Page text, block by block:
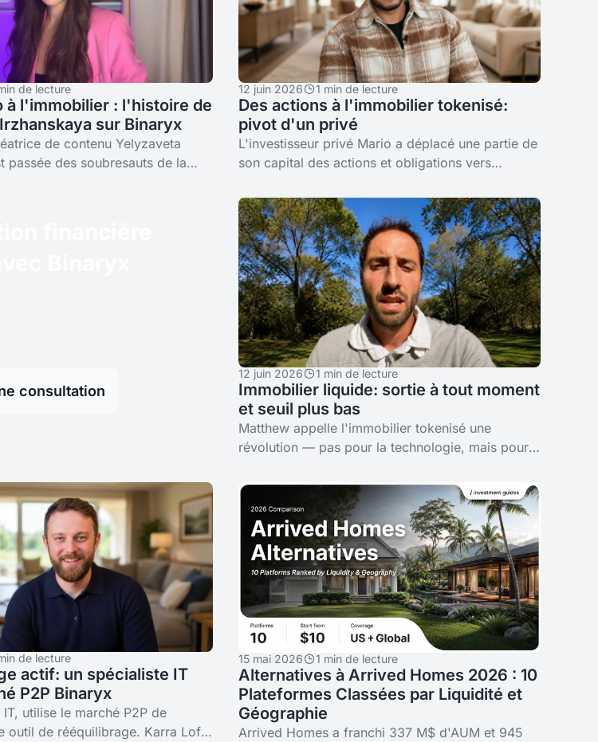
de lecture
à l'immobilier : l'histoire de
sur Binaryx
de contenu Yelyzaveta
passée des soubresauts de la
12 juin 2026 1 min de lecture
Des actions à l'immobilier tokenisé:
pivot d'un privé
L'investisseur privé Mario a déplacé une partie de
son capital des actions et obligations vers
de diversification.
consultation
12 juin 2026 1 min de lecture
Immobilier liquide: sortie à tout moment
et seuil plus bas
Matthew appelle l'immobilier tokenisé une
révolution — pas pour la technologie, mais pour
liquidité. Deux biens à Bali,
de lecture
actif: un spécialiste IT
P2P Binaryx
utilise le marché P2P de
outil de rééquilibrage. Karra Loft
15 mai 2026 1 min de lecture
Alternatives à Arrived Homes 2026 : 10
Plateformes Classées par Liquidité et
Géographie
Arrived Homes a franchi 337 M$ d'AUM et 945